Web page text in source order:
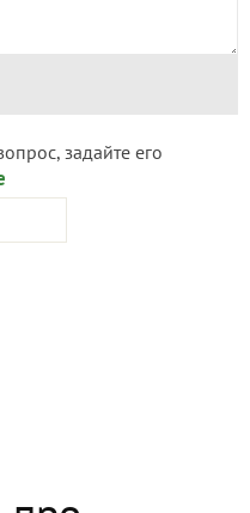
задайте его